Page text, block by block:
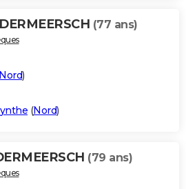
(77 ans)
)
(Nord)
(79 ans)